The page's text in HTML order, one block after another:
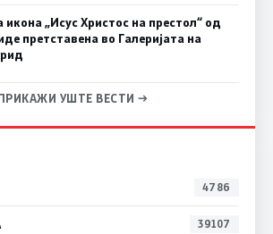
„Исус Христос на престол“ од
претставена во Галеријата на
УШТЕ ВЕСТИ →
4786
39107